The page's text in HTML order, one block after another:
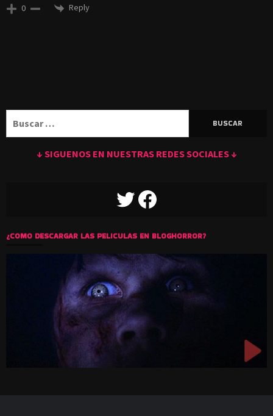
0 Reply
↓ SIGUENOS EN NUESTRAS REDES SOCIALES ↓
TWITTERFACEBOOK
¿COMO DESCARGAR LAS PELICULAS EN BLOGHORROR?